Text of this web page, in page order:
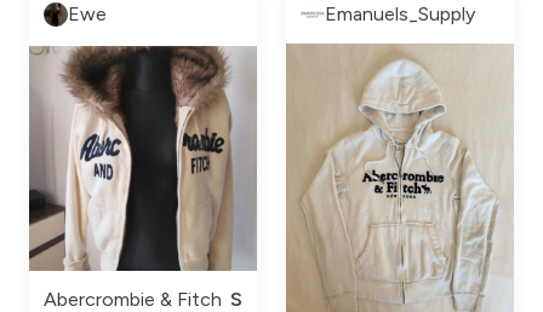
Ewe
Abercrombie & Fitch S
Emanuels_Supply